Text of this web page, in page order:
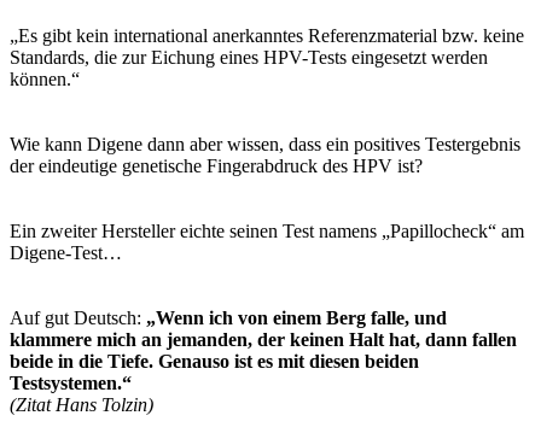
„Es gibt kein international anerkanntes Referenzmaterial bzw. keine
Standards, die zur Eichung eines HPV-Tests eingesetzt werden
können.“
Wie kann Digene dann aber wissen, dass ein positives Testergebnis
der eindeutige genetische Fingerabdruck des HPV ist?
Ein zweiter Hersteller eichte seinen Test namens „Papillocheck“ am
Digene-Test…
Auf gut Deutsch: „Wenn ich von einem Berg falle, und
klammere mich an jemanden, der keinen Halt hat, dann fallen
beide in die Tiefe. Genauso ist es mit diesen beiden
Testsystemen.“
(Zitat Hans Tolzin)